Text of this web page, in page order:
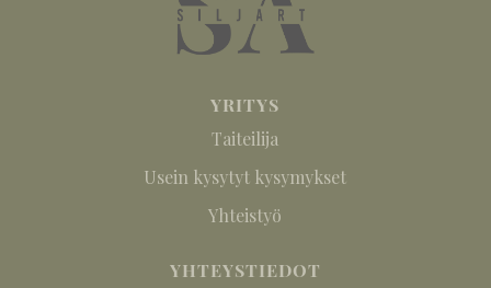
YRITYS
Taiteilija
Usein kysytyt kysymykset
Yhteistyö
YHTEYSTIEDOT